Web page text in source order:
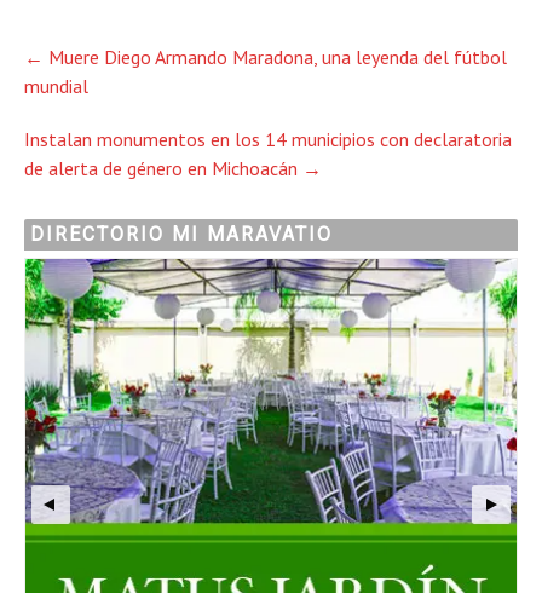
navigation
← Muere Diego Armando Maradona, una leyenda del fútbol
mundial
Instalan monumentos en los 14 municipios con declaratoria
de alerta de género en Michoacán →
DIRECTORIO MI MARAVATIO